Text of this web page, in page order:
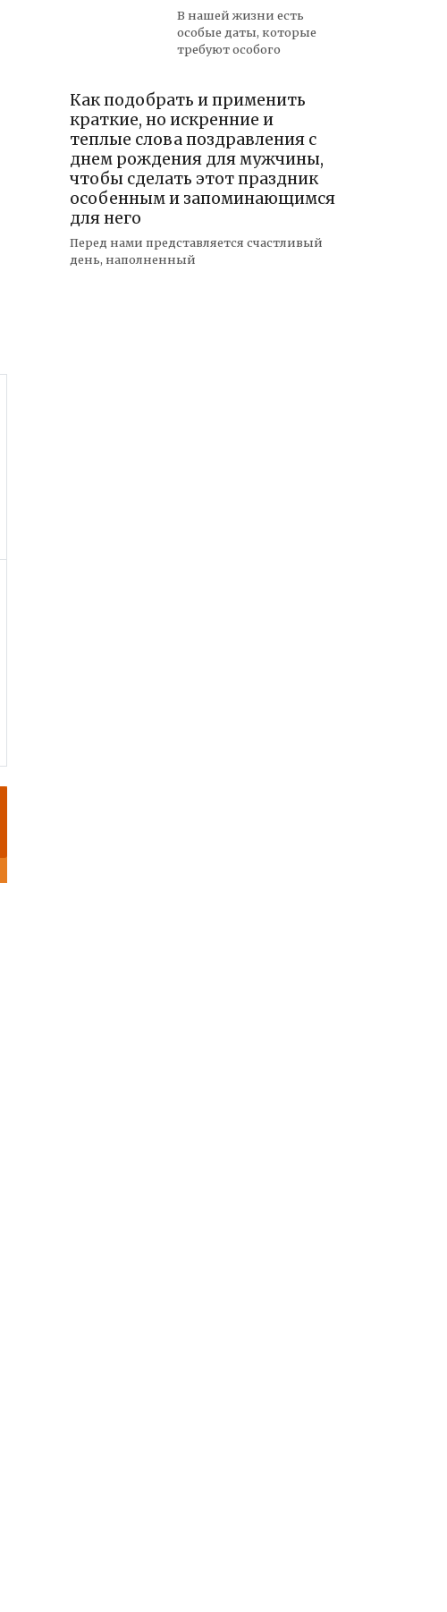
В нашей жизни есть
особые даты, которые
требуют особого
Как подобрать и применить
краткие, но искренние и
теплые слова поздравления с
днем рождения для мужчины,
чтобы сделать этот праздник
особенным и запоминающимся
для него
Перед нами представляется счастливый
день, наполненный